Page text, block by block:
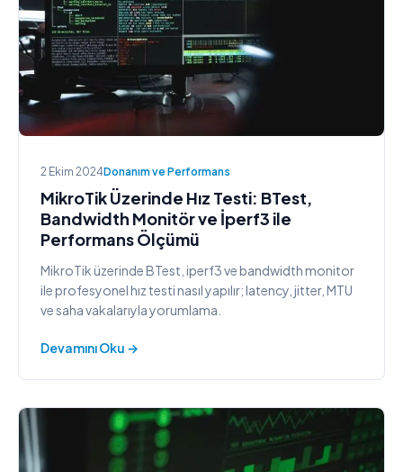
2 Ekim 2024Donanım ve Performans
MikroTik Üzerinde Hız Testi: BTest,
Bandwidth Monitör ve İperf3 ile
Performans Ölçümü
MikroTik üzerinde BTest, iperf3 ve bandwidth monitor
ile profesyonel hız testi nasıl yapılır; latency, jitter, MTU
ve saha vakalarıyla yorumlama.
Devamını Oku →